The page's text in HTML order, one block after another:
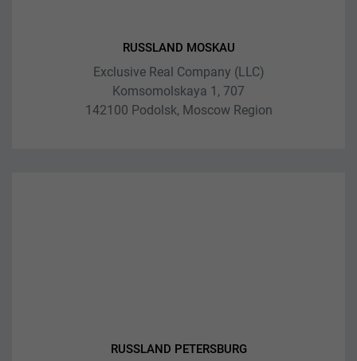
RUSSLAND MOSKAU
Exclusive Real Company (LLC)
Komsomolskaya 1, 707
142100 Podolsk, Moscow Region
RUSSLAND PETERSBURG